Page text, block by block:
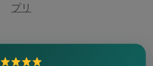
プリ